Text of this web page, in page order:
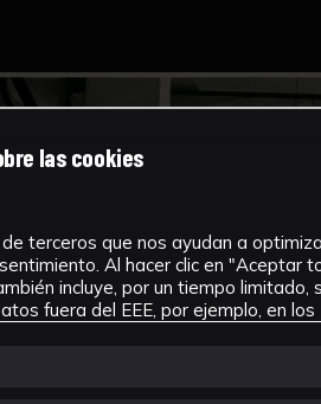
las cookies
terceros que nos ayudan a
Al hacer clic en
incluye, por un tiempo
fuera del EEE, por ejemplo, en los